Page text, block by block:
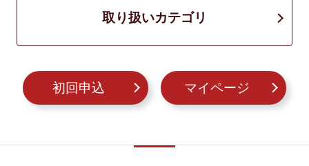
取り扱いカテゴリ
初回申込 マイページ